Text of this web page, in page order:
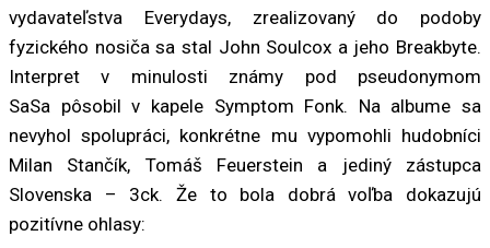
vydavateľstva Everydays, zrealizovaný do podoby
fyzického nosiča sa stal John Soulcox a jeho Breakbyte.
Interpret v minulosti známy pod pseudonymom
SaSa pôsobil v kapele Symptom Fonk. Na albume sa
nevyhol spolupráci, konkrétne mu vypomohli hudobníci
Milan Stančík, Tomáš Feuerstein a jediný zástupca
Slovenska – 3ck. Že to bola dobrá voľba dokazujú
pozitívne ohlasy: